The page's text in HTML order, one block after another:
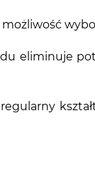
eliminuje